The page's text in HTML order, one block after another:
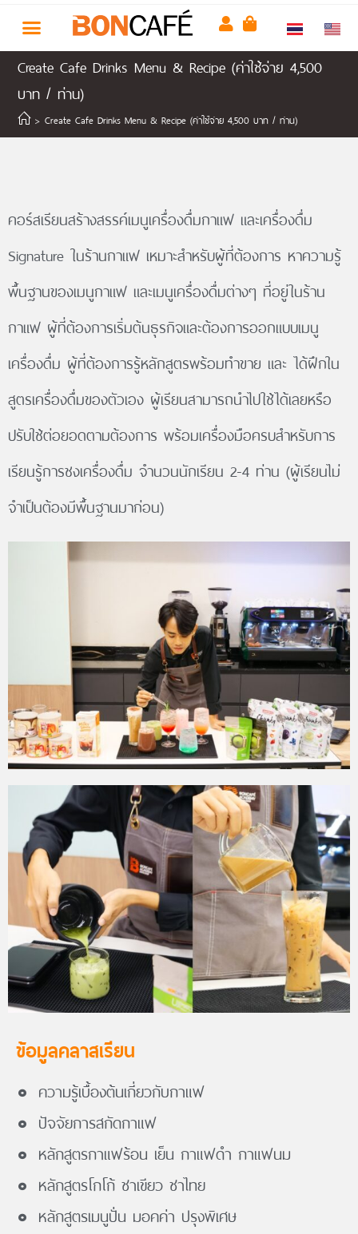
Create Cafe Drinks Menu & Recipe (ค่าใช้จ่าย 4,500
บาท / ท่าน)
> Create Cafe Drinks Menu & Recipe (ค่าใช้จ่าย 4,500 บาท / ท่าน)
คอร์สเรียนสร้างสรรค์เมนูเครื่องดื่มกาแฟ และเครื่องดื่ม
Signature ในร้านกาแฟ เหมาะสำหรับผู้ที่ต้องการ หาความรู้
พื้นฐานของเมนูกาแฟ และเมนูเครื่องดื่มต่างๆ ที่อยู่ในร้าน
กาแฟ ผู้ที่ต้องการเริ่มต้นธุรกิจและต้องการออกแบบเมนู
เครื่องดื่ม ผู้ที่ต้องการรู้หลักสูตรพร้อมทำขาย และ ได้ฝึกใน
สูตรเครื่องดื่มของตัวเอง ผู้เรียนสามารถนำไปใช้ได้เลยหรือ
ปรับใช้ต่อยอดตามต้องการ พร้อมเครื่องมือครบสำหรับการ
เรียนรู้การชงเครื่องดื่ม จำนวนนักเรียน 2-4 ท่าน (ผู้เรียนไม่
จำเป็นต้องมีพื้นฐานมาก่อน)
ข้อมูลคลาสเรียน
ความรู้เบื้องต้นเกี่ยวกับกาแฟ
ปัจจัยการสกัดกาแฟ
หลักสูตรกาแฟร้อน เย็น กาแฟดำ กาแฟนม
หลักสูตรโกโก้ ชาเขียว ชาไทย
หลักสูตรเมนูปั่น มอคค่า ปรุงพิเศษ